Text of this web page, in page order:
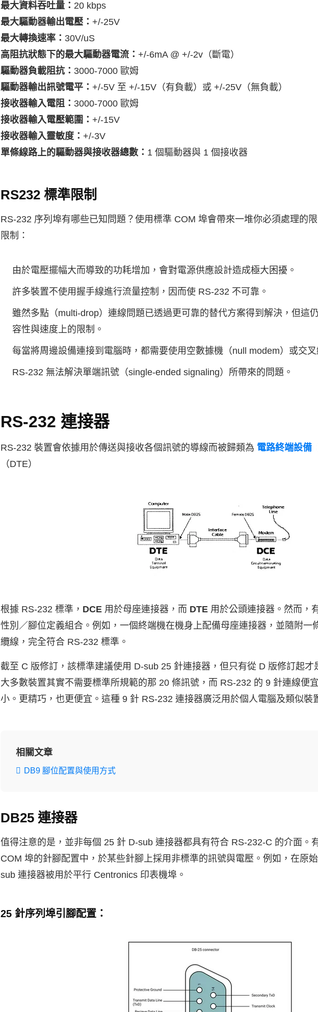
最大資料吞吐量： 20 kbps
最大驅動器輸出電壓： +/-25V
最大轉換速率： 30V/uS
高阻抗狀態下的最大驅動器電流： +/-6mA @ +/-2v（斷電）
驅動器負載阻抗： 3000-7000 歐姆
驅動器輸出訊號電平： +/-5V 至 +/-15V（有負載）或 +/-25V（無負載）
接收器輸入電阻： 3000-7000 歐姆
接收器輸入電壓範圍： +/-15V
接收器輸入靈敏度： +/-3V
單條線路上的驅動器與接收器總數： 1 個驅動器與 1 個接收器
RS232 標準限制
RS-232 序列埠有哪些已知問題？使用標準 COM 埠會帶來一堆你必須處理的
限制：
由於電壓擺幅大而導致的功耗增加，會對電源供應設計造成極大困擾。
許多裝置不使用握手線進行流量控制，因而使 RS-232 不可靠。
雖然多點（multi-drop）連線問題已透過更可靠的替代方案得到解決，但這
容性與速度上的限制。
每當將周邊設備連接到電腦時，都需要使用空數據機（null modem）或交叉
RS-232 無法解決單端訊號（single-ended signaling）所帶來的問題。
RS-232 連接器
RS-232 裝置會依據用於傳送與接收各個訊號的導線而被歸類為 電路終端設備
（DTE）
根據 RS-232 標準， DCE 用於母座連接器，而 DTE 用於公頭連接器。然而，
性別／腳位定義組合。例如，一個終端機在機身上配備母座連接器，並隨附一
纜線，完全符合 RS-232 標準。
截至 C 版修訂，該標準建議使用 D-sub 25 針連接器，但只有從 D 版修訂起
大多數裝置其實不需要標準所規範的那 20 條訊號，而 RS-232 的 9 針連線便
小。更精巧，也更便宜。這種 9 針 RS-232 連接器廣泛用於個人電腦及類似裝
相關文章
DB9 腳位配置與使用方式
DB25 連接器
值得注意的是，並非每個 25 針 D-sub 連接器都具有符合 RS-232-C 的介面。
COM 埠的針腳配置中，於某些針腳上採用非標準的訊號與電壓。例如，在原
sub 連接器被用於平行 Centronics 印表機埠。
25 針序列埠引腳配置：